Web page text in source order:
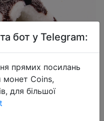
бот у Telegram:
прямих посилань
монет Coins,
для більшої